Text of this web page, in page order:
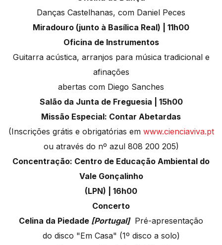
Danças Castelhanas, com Daniel Peces
Miradouro (junto à Basílica Real) | 11h00
Oficina de Instrumentos
Guitarra acústica, arranjos para música tradicional e
afinações
abertas com Diego Sanches
Salão da Junta de Freguesia | 15h00
Missão Especial: Contar Abetardas
(Inscrições grátis e obrigatórias em www.cienciaviva.pt
ou através do nº azul 808 200 205)
Concentração: Centro de Educação Ambiental do
Vale Gonçalinho
(LPN) | 16h00
Concerto
Celina da Piedade [Portugal] Pré-apresentação
do disco "Em Casa" (1º disco a solo)